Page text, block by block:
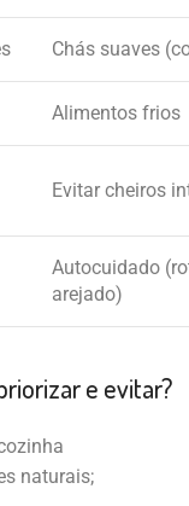
Chás suaves
Alimentos frios
Evitar cheiros
Autocuidado
arejado)
e evitar?
naturais;